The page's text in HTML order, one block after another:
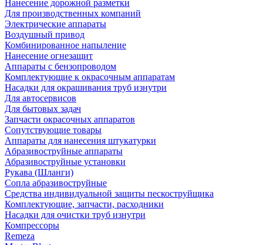
Нанесение дорожной разметки
Для производственных компаний
Электрические аппараты
Воздушный привод
Комбинированное напыление
Нанесение огнезащит
Аппараты с бензопроводом
Комплектующие к окрасочным аппаратам
Насадки для окрашивания труб изнутри
Для автосервисов
Для бытовых задач
Запчасти окрасочных аппаратов
Сопутствующие товары
Аппараты для нанесения штукатурки
Aбразивоструйные аппараты
Абразивоструйные установки
Рукава (Шланги)
Сопла абразивоструйные
Средства индивидуальной защиты пескоструйщика
Комплектующие, запчасти, расходники
Насадки для очистки труб изнутри
Компрессоры
Remeza